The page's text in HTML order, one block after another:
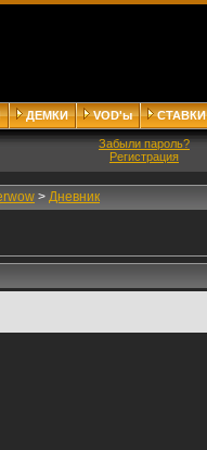
ДЕМКИ VOD'ы СТАВКИ
Забыли пароль?
Регистрация
> Дневник